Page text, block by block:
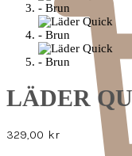
LÄDER
329,00 kr